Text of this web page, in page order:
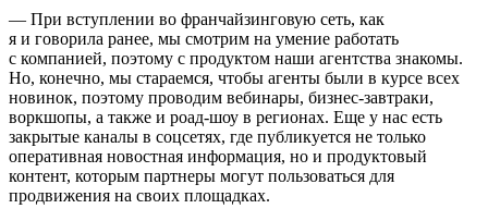
— При вступлении во франчайзинговую сеть, как
я и говорила ранее, мы смотрим на умение работать
с компанией, поэтому с продуктом наши агентства знакомы.
Но, конечно, мы стараемся, чтобы агенты были в курсе всех
новинок, поэтому проводим вебинары, бизнес-завтраки,
воркшопы, а также и роад-шоу в регионах. Еще у нас есть
закрытые каналы в соцсетях, где публикуется не только
оперативная новостная информация, но и продуктовый
контент, которым партнеры могут пользоваться для
продвижения на своих площадках.